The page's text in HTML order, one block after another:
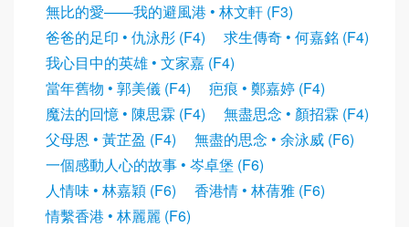
無比的愛——我的避風港 • 林文軒 (F3)
爸爸的足印 • 仇泳彤 (F4)
求生傳奇 • 何嘉銘 (F4)
我心目中的英雄 • 文家嘉 (F4)
當年舊物 • 郭美儀 (F4)
疤痕 • 鄭嘉婷 (F4)
魔法的回憶 • 陳思霖 (F4)
無盡思念 • 顏招霖 (F4)
父母恩 • 黃芷盈 (F4)
無盡的思念 • 余泳威 (F6)
一個感動人心的故事 • 岑卓堡 (F6)
人情味 • 林嘉穎 (F6)
香港情 • 林蒨雅 (F6)
情繫香港 • 林麗麗 (F6)